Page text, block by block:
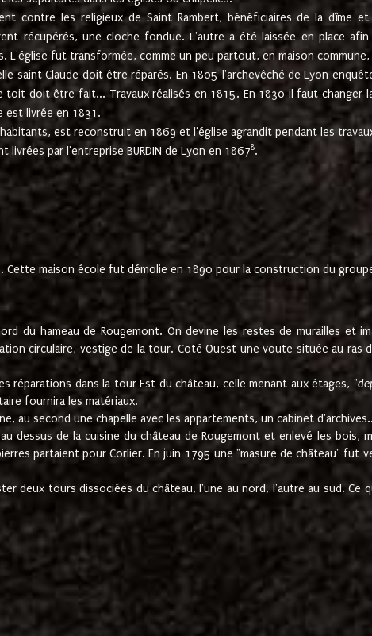
contre les religieux de Saint Rambert, bénéficiaires de la dîme
récupérés, une cloche fondue. L'autre a été laissée en place
L'église fut transformée, comme un peu partout, en maison
saint Claude doit être réparés. En 1805 l'archevêché de Lyon
toit doit être fait... Travaux réalisés en 1815. En 1830 il faut changer
est livrée en 1831.
est reconstruit en 1869 et l'église agrandit pendant les
livrées par l'entreprise BURDIN de Lyon en 18678.
maison école fut démolie en 1890 pour la construction du
du hameau de Rougemont. On devine les restes de murailles et
circulaire, vestige de la tour. Coté Ouest une voute située au ras
réparations dans la tour Est du château, celle menant aux étages, "
fournira les matériaux.
au second une chapelle avec les appartements, un cabinet
de la cuisine du château de Rougemont et enlevé les bois,
partaient pour Corlier. En juin 1795 une "masure de château" fut
deux tours dissociées du château, l'une au nord, l'autre au sud. Ce